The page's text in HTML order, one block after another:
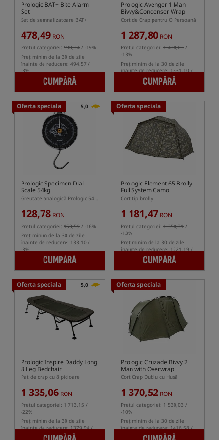
Prologic BAT+ Bite Alarm
Set
Set de semnalizatoare BAT+
478,49 RON
Pretul categoriei: 590,74 / -19%
Preț minim de la 30 de zile
înainte de reducere: 494.57 /
-3%
CUMPĂRĂ
Prologic Avenger 1 Man
Bivvy&Condenser Wrap
Cort de Crap pentru O Persoană
1 287,80 RON
Pretul categoriei: 1 478,03 /
-13%
Preț minim de la 30 de zile
înainte de reducere: 1331.10 /
CUMPĂRĂ
Oferta speciala 5,0
Prologic Specimen Dial
Scale 54kg
Greutate analogică Prologic 54kg
128,78 RON
Pretul categoriei: 153,59 / -16%
Preț minim de la 30 de zile
înainte de reducere: 133.10 /
-3%
CUMPĂRĂ
Oferta speciala
Prologic Element 65 Brolly
Full System Camo
Cort tip brolly
1 181,47 RON
Pretul categoriei: 1 358,71 /
-13%
Preț minim de la 30 de zile
înainte de reducere: 1221.19 /
CUMPĂRĂ
Oferta speciala 5,0
Prologic Inspire Daddy Long
8 Leg Bedchair
Pat de crap cu 8 picioare
1 335,06 RON
Pretul categoriei: 1 713,15 /
-22%
Preț minim de la 30 de zile
înainte de reducere: 1379.94 /
Oferta speciala
Prologic Cruzade Bivvy 2
Man with Overwrap
Cort Crap Dublu cu Husă
1 370,52 RON
Pretul categoriei: 1 530,03 /
-10%
Preț minim de la 30 de zile
înainte de reducere: 1416.58 /